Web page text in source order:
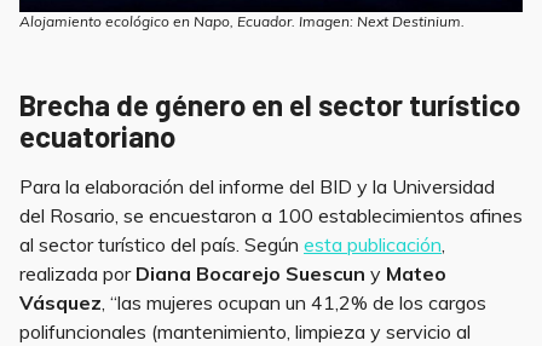
Alojamiento ecológico en Napo, Ecuador. Imagen: Next Destinium.
Brecha de género en el sector turístico
ecuatoriano
Para la elaboración del informe del BID y la Universidad
del Rosario, se encuestaron a 100 establecimientos afines
al sector turístico del país. Según esta publicación
realizada por Diana Bocarejo Suescun y Mateo
Vásquez , “las mujeres ocupan un 41,2% de los cargos
polifuncionales (mantenimiento, limpieza y servicio al